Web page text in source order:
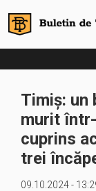
Timiș: un
murit
cuprins
trei
09.10.2024 -